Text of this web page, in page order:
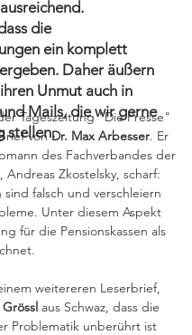
Tageszeitung "Die Presse"
von Dr. Max Arbesser. Er
des Fachverbandes der
Andreas Zkostelsky, scharf:
sind falsch und verschleiern
Unter diesem Aspekt
für die Pensionskassen als
weitereren Leserbrief,
aus Schwaz, dass die
Problematik unberührt ist
die
ein komplett
Daher äußern
Unmut auch in
Mails, die wir gerne
stellen.